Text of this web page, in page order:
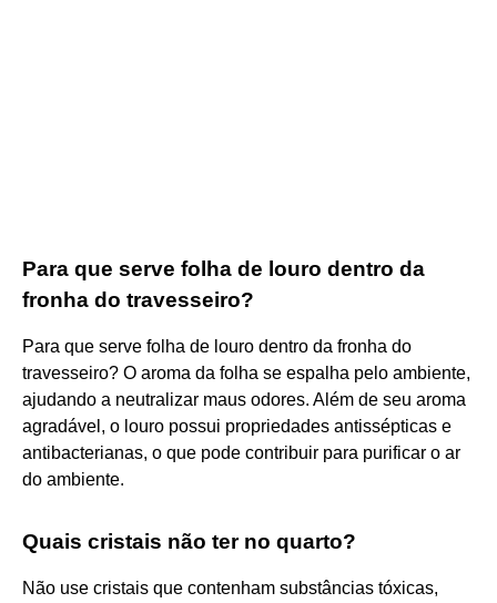
Para que serve folha de louro dentro da
fronha do travesseiro?
Para que serve folha de louro dentro da fronha do
travesseiro? O aroma da folha se espalha pelo ambiente,
ajudando a neutralizar maus odores. Além de seu aroma
agradável, o louro possui propriedades antissépticas e
antibacterianas, o que pode contribuir para purificar o ar
do ambiente.
Quais cristais não ter no quarto?
Não use cristais que contenham substâncias tóxicas,